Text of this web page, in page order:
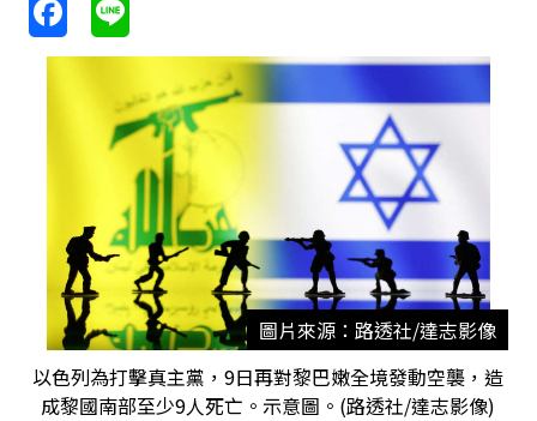
圖片來源：路透社/達志影像
以色列為打擊真主黨，9日再對黎巴嫩全境發動空襲，造
成黎國南部至少9人死亡。示意圖。(路透社/達志影像)